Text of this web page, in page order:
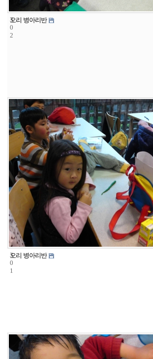
3
0
2
오리 병아리반
3
0
1
오리 병아리반